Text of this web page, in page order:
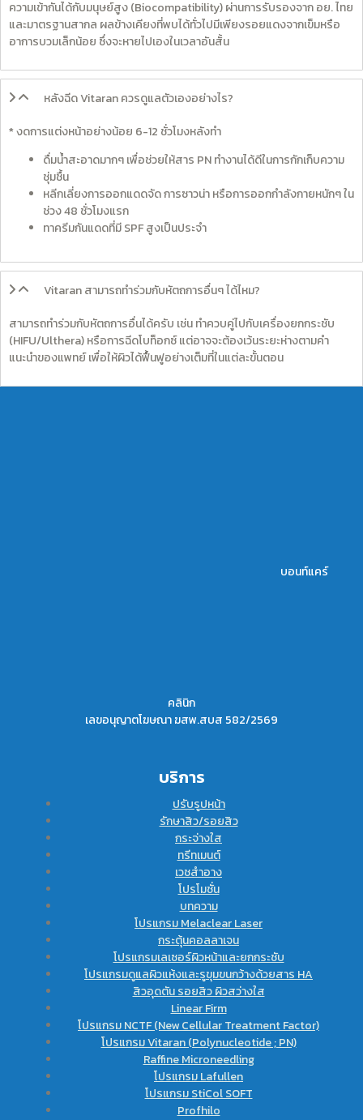
ความเข้ากันได้กับมนุษย์สูง (Biocompatibility) ผ่านการรับรองจาก อย. ไทย
และมาตรฐานสากล ผลข้างเคียงที่พบได้ทั่วไปมีเพียงรอยแดงจากเข็มหรือ
อาการบวมเล็กน้อย ซึ่งจะหายไปเองในเวลาอันสั้น
หลังฉีด Vitaran ควรดูแลตัวเองอย่างไร?
* งดการแต่งหน้าอย่างน้อย 6-12 ชั่วโมงหลังทำ
ดื่มน้ำสะอาดมากๆ เพื่อช่วยให้สาร PN ทำงานได้ดีในการกักเก็บความ
ชุ่มชื้น
หลีกเลี่ยงการออกแดดจัด การซาวน่า หรือการออกกำลังกายหนักๆ ใน
ช่วง 48 ชั่วโมงแรก
ทาครีมกันแดดที่มี SPF สูงเป็นประจำ
Vitaran สามารถทำร่วมกับหัตถการอื่นๆ ได้ไหม?
สามารถทำร่วมกับหัตถการอื่นได้ครับ เช่น ทำควบคู่ไปกับเครื่องยกกระชับ
(HIFU/Ulthera) หรือการฉีดโบท็อกซ์ แต่อาจจะต้องเว้นระยะห่างตามคำ
แนะนำของแพทย์ เพื่อให้ผิวได้ฟื้นฟูอย่างเต็มที่ในแต่ละขั้นตอน
บอนท์แคร์
คลินิก
เลขอนุญาตโฆษณา ฆสพ.สบส 582/2569
บริการ
ปรับรูปหน้า
รักษาสิว/รอยสิว
กระจ่างใส
ทรีทเมนต์
เวชสำอาง
โปรโมชั่น
บทความ
โปรแกรม Melaclear Laser
กระตุ้นคอลลาเจน
โปรแกรมเลเซอร์ผิวหน้าและยกกระชับ
โปรแกรมดูแลผิวแห้งและรูขุมขนกว้างด้วยสาร HA
สิวอุดตัน รอยสิว ผิวสว่างใส
Linear Firm
โปรแกรม NCTF (New Cellular Treatment Factor)
โปรแกรม Vitaran (Polynucleotide ; PN)
Raffine Microneedling
โปรแกรม Lafullen
โปรแกรม StiCol SOFT
Profhilo